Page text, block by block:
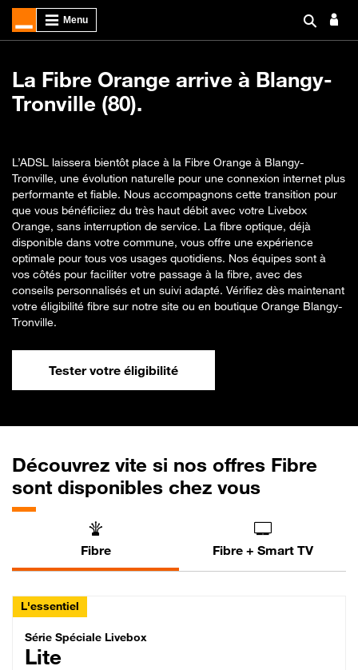
La Fibre Orange arrive à Blangy-
Tronville (80).
L’ADSL laissera bientôt place à la Fibre Orange à Blangy-
Tronville, une évolution naturelle pour une connexion internet plus
performante et fiable. Nous accompagnons cette transition pour
que vous bénéficiiez du très haut débit avec votre Livebox
Orange, sans interruption de service. La fibre optique, déjà
disponible dans votre commune, vous offre une expérience
optimale pour tous vos usages quotidiens. Nos équipes sont à
vos côtés pour faciliter votre passage à la fibre, avec des
conseils personnalisés et un suivi adapté. Vérifiez dès maintenant
votre éligibilité fibre sur notre site ou en boutique Orange Blangy-
Tronville.
Tester votre éligibilité
Découvrez vite si nos offres Fibre
sont disponibles chez vous
Fibre Fibre + Smart TV
L'essentiel
Série Spéciale Livebox Lite Fibre
Série Spéciale Livebox
Lite